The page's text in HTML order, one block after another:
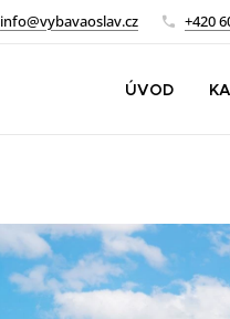
info@vybavaoslav.cz +420
ÚVOD